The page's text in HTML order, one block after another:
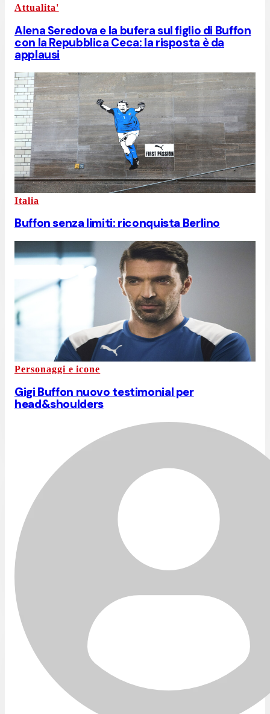
Attualita'
Alena Seredova e la bufera sul figlio di Buffon
con la Repubblica Ceca: la risposta è da
applausi
Italia
Buffon senza limiti: riconquista Berlino
Personaggi e icone
Gigi Buffon nuovo testimonial per
head&shoulders